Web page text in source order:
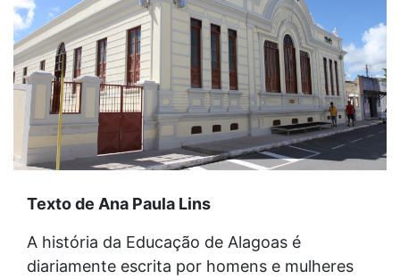
Texto de Ana Paula Lins
A história da Educação de Alagoas é
diariamente escrita por homens e mulheres